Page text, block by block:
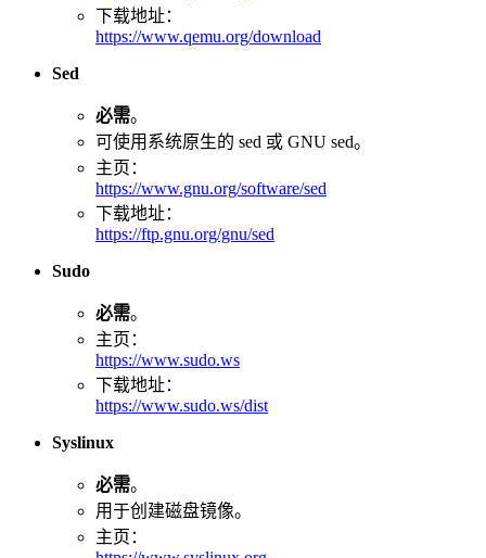
下载地址：
https://www.qemu.org/download
Sed
必需。
可使用系统原生的 sed 或 GNU sed。
主页：
https://www.gnu.org/software/sed
下载地址：
https://ftp.gnu.org/gnu/sed
Sudo
必需。
主页：
https://www.sudo.ws
下载地址：
https://www.sudo.ws/dist
Syslinux
必需。
用于创建磁盘镜像。
主页：